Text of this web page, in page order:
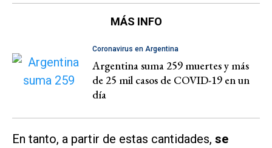
MÁS INFO
Coronavirus en Argentina
Argentina suma 259 muertes y más
de 25 mil casos de COVID-19 en un
día
En tanto, a partir de estas cantidades, se